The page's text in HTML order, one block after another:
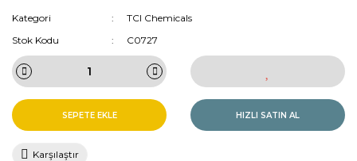
Kategori
TCI Chemicals
Stok Kodu
C0727
SEPETE EKLE HIZLI SATIN AL
Karşılaştır